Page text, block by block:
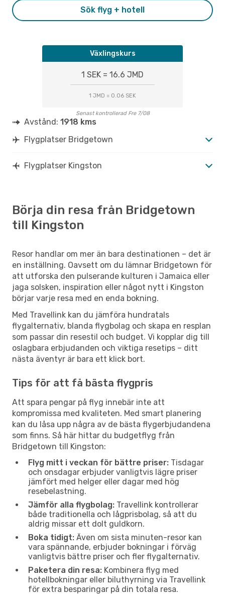
Sök flyg + hotell
Växlingskurs
1 SEK = 16.6 JMD
1 JMD = 0.06 SEK
Senast kontrollerad Fre 7/08
Avstånd: 1918 kms
Flygplatser Bridgetown
Flygplatser Kingston
Börja din resa från Bridgetown
till Kingston
Resor handlar om mer än bara destinationen – det är
en inställning. Oavsett om du lämnar Bridgetown för
att utforska den pulserande kulturen i Jamaica eller
jaga solsken, inspiration eller något nytt i Kingston
börjar varje resa med en enda bokning.
Med Travellink kan du jämföra hundratals
flygalternativ, blanda flygbolag och skapa en resplan
som passar din resestil och budget. Vi kopplar dig till
oslagbara erbjudanden och viktiga resetips – ditt
nästa äventyr är bara ett klick bort.
Tips för att få bästa flygpris
Att spara pengar på flyg innebär inte att
kompromissa med kvaliteten. Med smart planering
kan du låsa upp några av de bästa flygerbjudandena
som finns. Så här hittar du budgetflyg från
Bridgetown till Kingston:
Flyg mitt i veckan för bättre priser: Tisdagar
och onsdagar erbjuder vanligtvis lägre priser
jämfört med helger eller dagar med hög
resebelastning.
Jämför alla flygbolag: Travellink kontrollerar
både traditionella och lågprisbolag, så att du
aldrig missar ett dolt guldkorn.
Boka tidigt: Även om sista minuten-resor kan
vara spännande, erbjuder bokningar i förväg
vanligtvis bättre priser och fler flygalternativ.
Paketera din resa: Kombinera flyg med
hotellbokningar eller biluthyrning via Travellink
för extra besparingar på din totala resa.